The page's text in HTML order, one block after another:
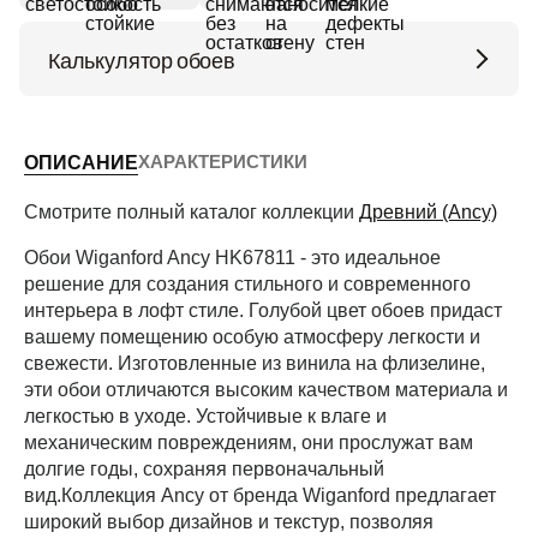
Калькулятор обоев
Периметр комнаты (м)
Рассчитать
ОПИСАНИЕХАРАКТЕРИСТИКИ
Смотрите полный каталог коллекции Древний (Ancy)
Обои Wiganford Ancy HK67811 - это идеальное
решение для создания стильного и современного
интерьера в лофт стиле. Голубой цвет обоев придаст
вашему помещению особую атмосферу легкости и
свежести. Изготовленные из винила на флизелине,
эти обои отличаются высоким качеством материала и
легкостью в уходе. Устойчивые к влаге и
механическим повреждениям, они прослужат вам
долгие годы, сохраняя первоначальный
вид.Коллекция Ancy от бренда Wiganford предлагает
широкий выбор дизайнов и текстур, позволяя